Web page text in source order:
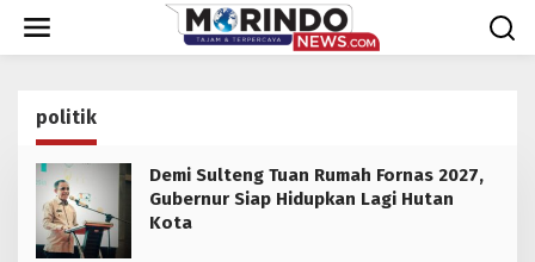
konten
politik
Demi Sulteng Tuan Rumah Fornas 2027,
Gubernur Siap Hidupkan Lagi Hutan
Kota